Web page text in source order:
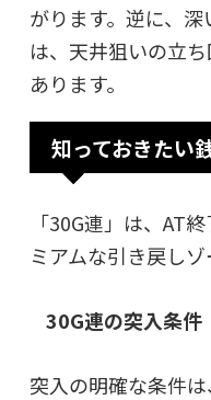
がります。逆に、
は、天井狙いの立
あります。
知っておきたい
「30G連」は、AT
ミアムな引き戻しゾ
30G連の突入条件
突入の明確な条件は、